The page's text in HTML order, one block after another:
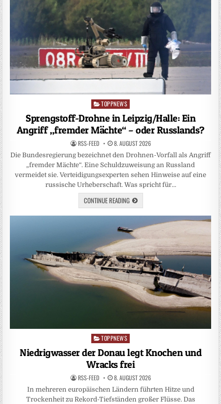
Posted
in
TOPPNEWS
Sprengstoff-Drohne in Leipzig/Halle: Ein
Angriff „fremder Mächte“ – oder Russlands?
RSS-FEED 8. AUGUST 2026
Die Bundesregierung bezeichnet den Drohnen-Vorfall als Angriff
„fremder Mächte“. Eine Schuldzuweisung an Russland
vermeidet sie. Verteidigungsexperten sehen Hinweise auf eine
russische Urheberschaft. Was spricht für…
CONTINUE READING
Posted
TOPPNEWS
Niedrigwasser der Donau legt Knochen und
Wracks frei
RSS-FEED 8. AUGUST 2026
In mehreren europäischen Ländern führten Hitze und
Trockenheit zu Rekord-Tiefständen großer Flüsse. Das